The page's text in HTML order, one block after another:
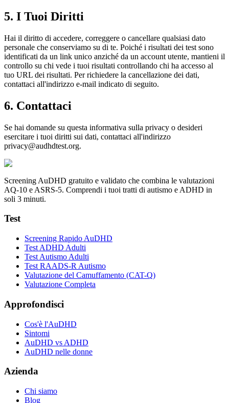
5. I Tuoi Diritti
Hai il diritto di accedere, correggere o cancellare qualsiasi dato
personale che conserviamo su di te. Poiché i risultati dei test sono
identificati da un link unico anziché da un account utente, mantieni il
controllo su chi vede i tuoi risultati controllando chi ha accesso al
tuo URL dei risultati. Per richiedere la cancellazione dei dati,
contattaci all'indirizzo e-mail indicato di seguito.
6. Contattaci
Se hai domande su questa informativa sulla privacy o desideri
esercitare i tuoi diritti sui dati, contattaci all'indirizzo
privacy@audhdtest.org.
Screening AuDHD gratuito e validato che combina le valutazioni
AQ-10 e ASRS-5. Comprendi i tuoi tratti di autismo e ADHD in
soli 3 minuti.
Test
Screening Rapido AuDHD
Test ADHD Adulti
Test Autismo Adulti
Test RAADS-R Autismo
Valutazione del Camuffamento (CAT-Q)
Valutazione Completa
Approfondisci
Cos'è l'AuDHD
Sintomi
AuDHD vs ADHD
AuDHD nelle donne
Azienda
Chi siamo
Blog